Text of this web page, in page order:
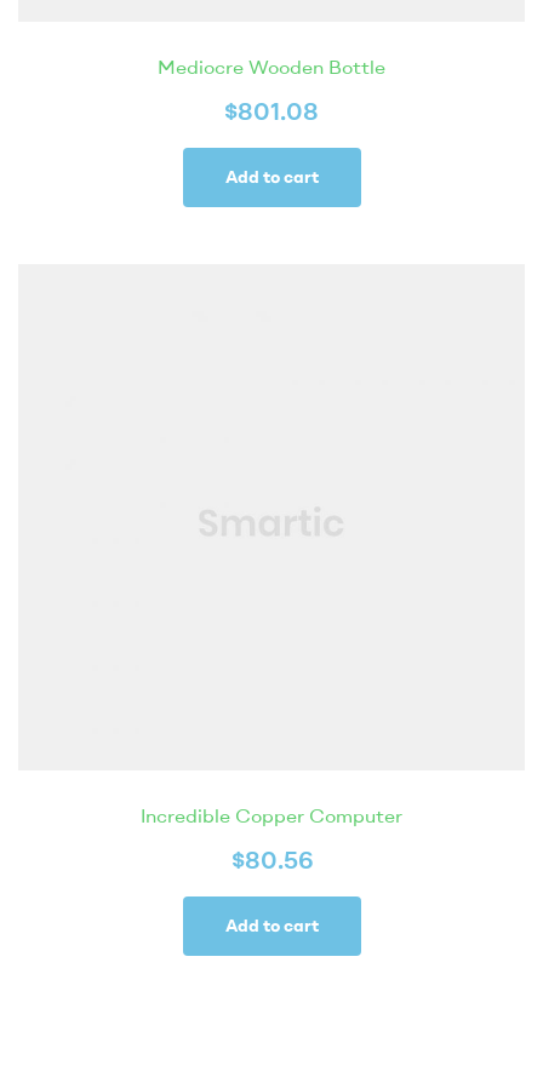
Mediocre Wooden Bottle
$801.08
Add to cart
Incredible Copper Computer
$80.56
Add to cart